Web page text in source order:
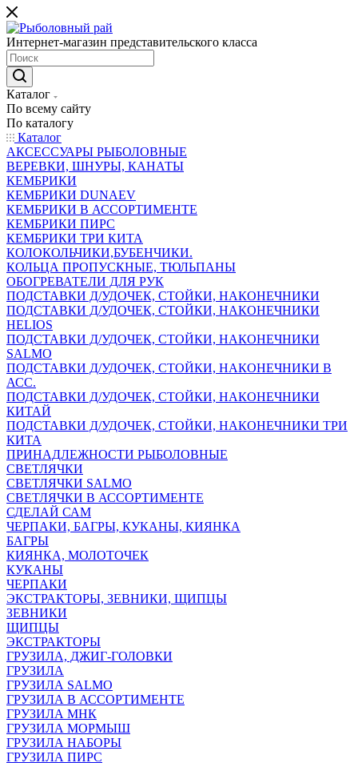
Интернет-магазин представительского класса
Каталог
По всему сайту
По каталогу
Каталог
АКСЕССУАРЫ РЫБОЛОВНЫЕ
ВЕРЕВКИ, ШНУРЫ, КАНАТЫ
КЕМБРИКИ
КЕМБРИКИ DUNAEV
КЕМБРИКИ В АССОРТИМЕНТЕ
КЕМБРИКИ ПИРС
КЕМБРИКИ ТРИ КИТА
КОЛОКОЛЬЧИКИ,БУБЕНЧИКИ.
КОЛЬЦА ПРОПУСКНЫЕ, ТЮЛЬПАНЫ
ОБОГРЕВАТЕЛИ ДЛЯ РУК
ПОДСТАВКИ Д/УДОЧЕК, СТОЙКИ, НАКОНЕЧНИКИ
ПОДСТАВКИ Д/УДОЧЕК, СТОЙКИ, НАКОНЕЧНИКИ
HELIOS
ПОДСТАВКИ Д/УДОЧЕК, СТОЙКИ, НАКОНЕЧНИКИ
SALMO
ПОДСТАВКИ Д/УДОЧЕК, СТОЙКИ, НАКОНЕЧНИКИ В
АСС.
ПОДСТАВКИ Д/УДОЧЕК, СТОЙКИ, НАКОНЕЧНИКИ
КИТАЙ
ПОДСТАВКИ Д/УДОЧЕК, СТОЙКИ, НАКОНЕЧНИКИ ТРИ
КИТА
ПРИНАДЛЕЖНОСТИ РЫБОЛОВНЫЕ
СВЕТЛЯЧКИ
СВЕТЛЯЧКИ SALMO
СВЕТЛЯЧКИ В АССОРТИМЕНТЕ
СДЕЛАЙ САМ
ЧЕРПАКИ, БАГРЫ, КУКАНЫ, КИЯНКА
БАГРЫ
КИЯНКА, МОЛОТОЧЕК
КУКАНЫ
ЧЕРПАКИ
ЭКСТРАКТОРЫ, ЗЕВНИКИ, ЩИПЦЫ
ЗЕВНИКИ
ЩИПЦЫ
ЭКСТРАКТОРЫ
ГРУЗИЛА, ДЖИГ-ГОЛОВКИ
ГРУЗИЛА
ГРУЗИЛА SALMO
ГРУЗИЛА В АССОРТИМЕНТЕ
ГРУЗИЛА МНК
ГРУЗИЛА МОРМЫШ
ГРУЗИЛА НАБОРЫ
ГРУЗИЛА ПИРС